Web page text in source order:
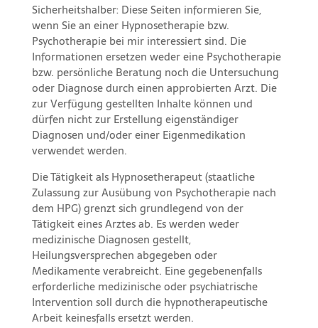
Sicherheitshalber: Diese Seiten informieren Sie,
wenn Sie an einer Hypnosetherapie bzw.
Psychotherapie bei mir interessiert sind. Die
Informationen ersetzen weder eine Psychotherapie
bzw. persönliche Beratung noch die Untersuchung
oder Diagnose durch einen approbierten Arzt. Die
zur Verfügung gestellten Inhalte können und
dürfen nicht zur Erstellung eigenständiger
Diagnosen und/oder einer Eigenmedikation
verwendet werden.
Die Tätigkeit als Hypnosetherapeut (staatliche
Zulassung zur Ausübung von Psychotherapie nach
dem HPG) grenzt sich grundlegend von der
Tätigkeit eines Arztes ab. Es werden weder
medizinische Diagnosen gestellt,
Heilungsversprechen abgegeben oder
Medikamente verabreicht. Eine gegebenenfalls
erforderliche medizinische oder psychiatrische
Intervention soll durch die hypnotherapeutische
Arbeit keinesfalls ersetzt werden.